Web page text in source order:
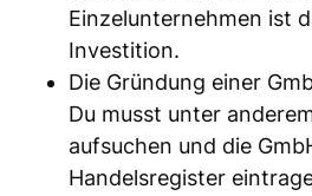
Einzelunternehmen ist
Investition.
Die Gründung einer
Du musst unter
aufsuchen und die
Handelsregister